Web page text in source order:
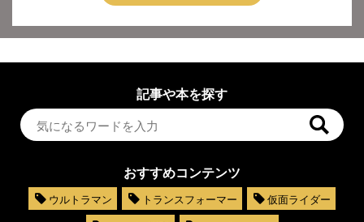
記事や本を探す
おすすめコンテンツ
ウルトラマン トランスフォーマー
仮面ライダー